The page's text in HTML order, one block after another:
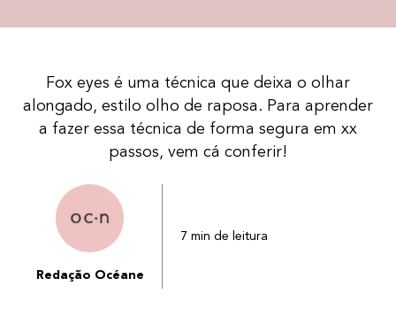
Fox eyes é uma técnica que deixa o olhar
alongado, estilo olho de raposa. Para aprender
a fazer essa técnica de forma segura em xx
passos, vem cá conferir!
Redação Océane
7 min de leitura